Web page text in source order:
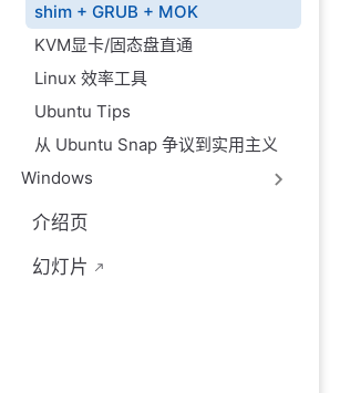
shim + GRUB + MOK
KVM显卡/固态盘直通
Linux 效率工具
Ubuntu Tips
从 Ubuntu Snap 争议到实用主义
Windows
介绍页
幻灯片